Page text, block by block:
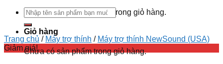
Chưa có sản phẩm trong giỏ hàng.
Giỏ hàng
Chưa có sản phẩm trong giỏ hàng.
Tìm
kiếm:
Trang chủ / Máy trợ thính / Máy trợ thính NewSound (USA)
Giảm giá!